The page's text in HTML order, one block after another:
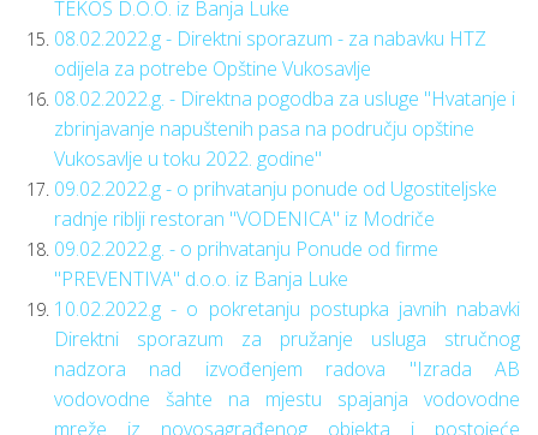
TEKOS D.O.O. iz Banja Luke
08.02.2022.g - Direktni sporazum - za nabavku HTZ
odijela za potrebe Opštine Vukosavlje
08.02.2022.g. - Direktna pogodba za usluge "Hvatanje i
zbrinjavanje napuštenih pasa na području opštine
Vukosavlje u toku 2022. godine"
09.02.2022.g - o prihvatanju ponude od Ugostiteljske
radnje riblji restoran "VODENICA" iz Modriče
09.02.2022.g. - o prihvatanju Ponude od firme
"PREVENTIVA" d.o.o. iz Banja Luke
10.02.2022.g - o pokretanju postupka javnih nabavki
Direktni sporazum za pružanje usluga stručnog
nadzora nad izvođenjem radova "Izrada AB
vodovodne šahte na mjestu spajanja vodovodne
mreže iz novosagrađenog objekta i postojeće